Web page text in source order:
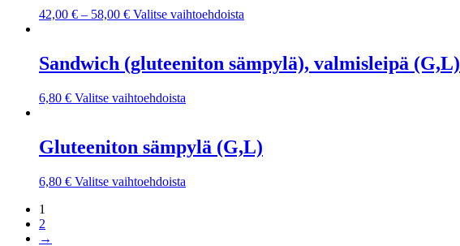
42,00 € – 58,00 € Valitse vaihtoehdoista
Sandwich (gluteeniton sämpylä), valmisleipä (G,L)
6,80 € Valitse vaihtoehdoista
Gluteeniton sämpylä (G,L)
6,80 € Valitse vaihtoehdoista
1
2
→